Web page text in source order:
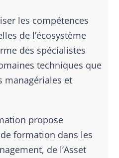
les compétences
de l’écosystème
des spécialistes
techniques que
managériales et
propose
formation dans les
de l’Asset